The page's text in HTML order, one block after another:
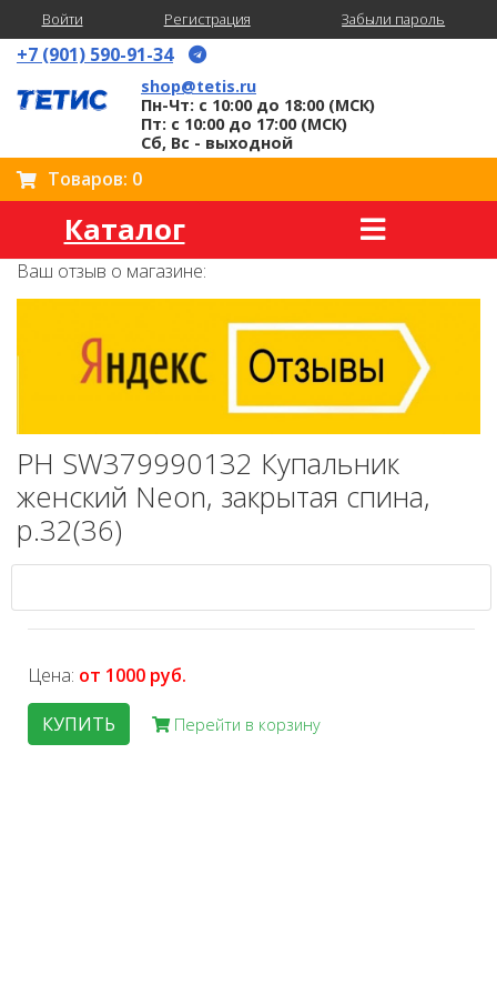
Войти Регистрация Забыли пароль
+7 (901) 590-91-34
shop@tetis.ru
Пн-Чт: с 10:00 до 18:00 (МСК)
Пт: с 10:00 до 17:00 (МСК)
Сб, Вс - выходной
Товаров: 0
Каталог
Ваш отзыв о магазине:
PH SW379990132 Купальник
женский Neon, закрытая спина,
р.32(36)
Цена: от 1000 руб.
КУПИТЬ
Перейти в корзину